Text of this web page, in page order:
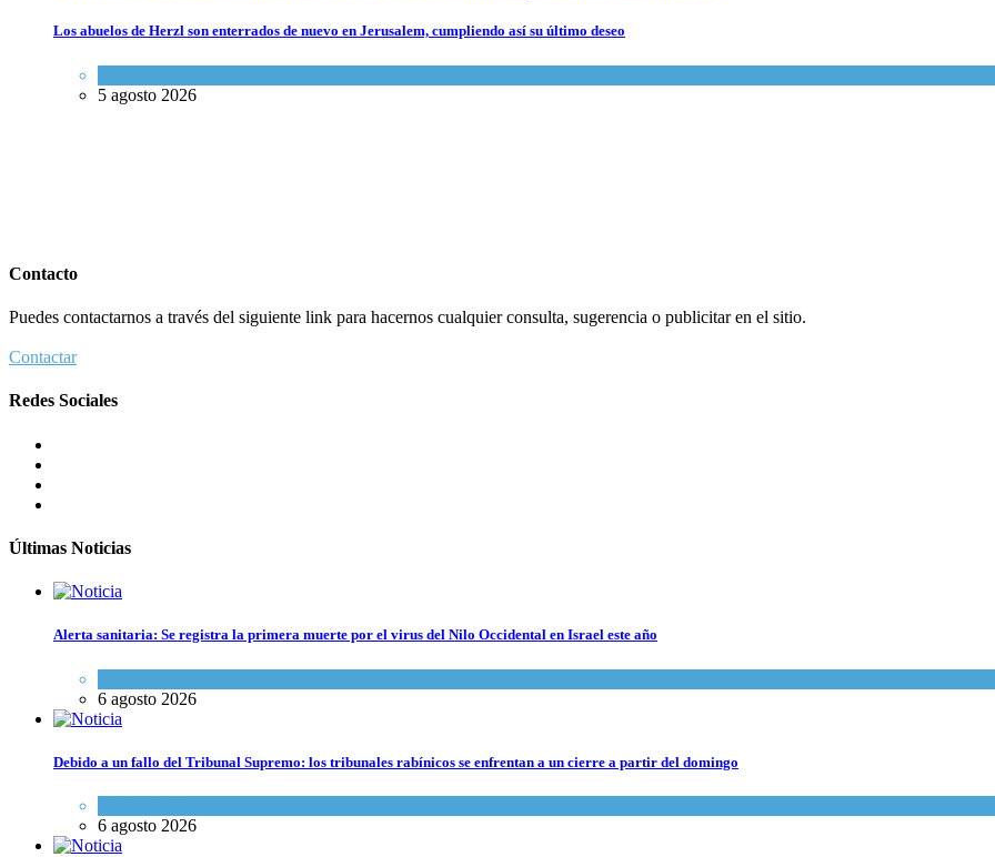
Los abuelos de Herzl son enterrados de nuevo en Jerusalem, cumpliendo así su último deseo
5 agosto 2026
Contacto
Puedes contactarnos a través del siguiente link para hacernos cualquier consulta, sugerencia o publicitar en el sitio.
Contactar
Redes Sociales
Últimas Noticias
Alerta sanitaria: Se registra la primera muerte por el virus del Nilo Occidental en Israel este año
6 agosto 2026
Debido a un fallo del Tribunal Supremo: los tribunales rabínicos se enfrentan a un cierre a partir del domingo
6 agosto 2026